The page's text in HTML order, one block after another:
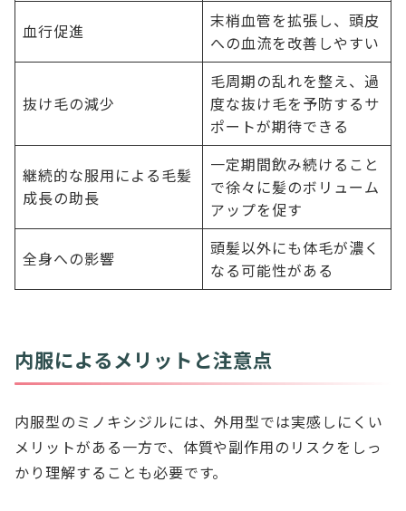
血行促進
末梢血管を拡張し、頭皮
への血流を改善しやすい
抜け毛の減少
毛周期の乱れを整え、過
度な抜け毛を予防するサ
ポートが期待できる
継続的な服用による毛髪
成長の助長
一定期間飲み続けること
で徐々に髪のボリューム
アップを促す
全身への影響
頭髪以外にも体毛が濃く
なる可能性がある
内服によるメリットと注意点
内服型のミノキシジルには、外用型では実感しにくい
メリットがある一方で、体質や副作用のリスクをしっ
かり理解することも必要です。